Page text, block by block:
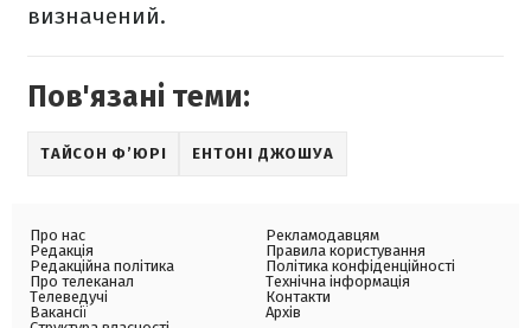
визначений.
Пов'язані теми:
ТАЙСОН Ф’ЮРІ ЕНТОНІ ДЖОШУА
Про нас
Редакція
Редакційна політика
Про телеканал
Телеведучі
Вакансії
Рекламодавцям
Правила користування
Політика конфіденційності
Технічна інформація
Контакти
Архів